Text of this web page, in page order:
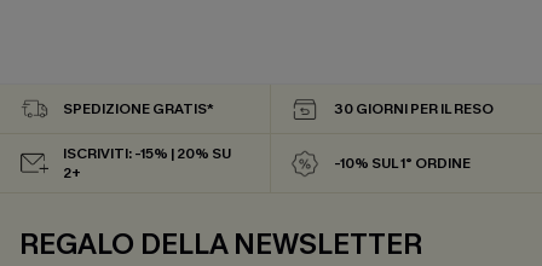
SPEDIZIONE GRATIS* 30 GIORNI PER IL RESO
ISCRIVITI: -15% | 20% SU
2+
-10% SUL 1° ORDINE
REGALO DELLA NEWSLETTER